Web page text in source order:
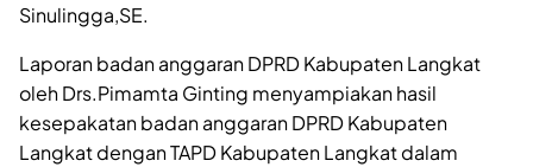
Sinulingga,SE.
Laporan badan anggaran DPRD Kabupaten Langkat
oleh Drs.Pimamta Ginting menyampiakan hasil
kesepakatan badan anggaran DPRD Kabupaten
Langkat dengan TAPD Kabupaten Langkat dalam